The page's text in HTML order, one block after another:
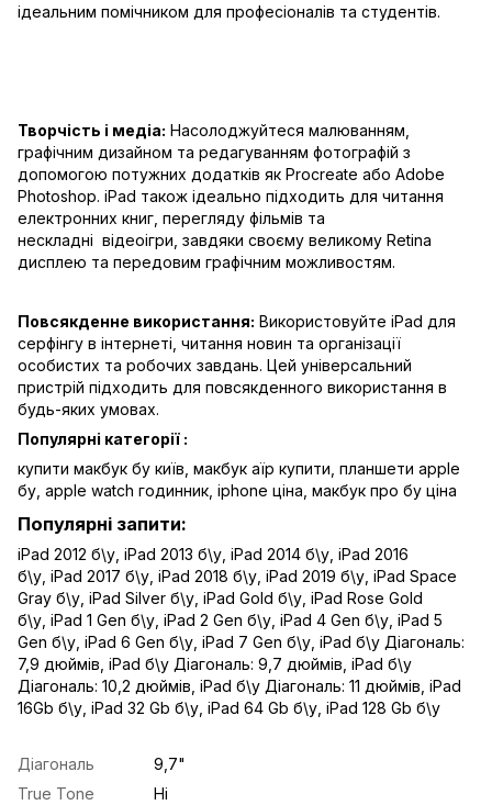
ідеальним помічником для професіоналів та студентів.
Творчість і медіа: Насолоджуйтеся малюванням,
графічним дизайном та редагуванням фотографій з
допомогою потужних додатків як Procreate або Adobe
Photoshop. iPad також ідеально підходить для читання
електронних книг, перегляду фільмів та
нескладні відеоігри, завдяки своєму великому Retina
дисплею та передовим графічним можливостям.
Повсякденне використання: Використовуйте iPad для
серфінгу в інтернеті, читання новин та організації
особистих та робочих завдань. Цей універсальний
пристрій підходить для повсякденного використання в
будь-яких умовах.
Популярні категорії :
купити макбук бу київ макбук аїр купити планшети apple
бу apple watch годинник iphone ціна макбук про бу ціна
Популярні запити:
iPad 2012 б\у iPad 2013 б\у iPad 2014 б\у iPad 2016
б\у iPad 2017 б\у iPad 2018 б\у iPad 2019 б\у iPad Space
Gray б\у iPad Silver б\у iPad Gold б\у iPad Rose Gold
б\у iPad 1 Gen б\у iPad 2 Gen б\у iPad 4 Gen б\у iPad 5
Gen б\у iPad 6 Gen б\у iPad 7 Gen б\у iPad б\у Діагональ:
7,9 дюймів iPad б\у Діагональ: 9,7 дюймів iPad б\у
Діагональ: 10,2 дюймів iPad б\у Діагональ: 11 дюймів iPad
16Gb б\у iPad 32 Gb б\у iPad 64 Gb б\у iPad 128 Gb б\у
Діагональ
9,7"
True Tone
Ні